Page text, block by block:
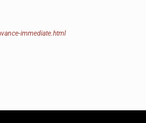
immediate.html